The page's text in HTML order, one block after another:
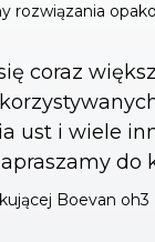
rozwiązania
coraz
ust i wiele
do